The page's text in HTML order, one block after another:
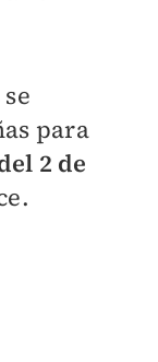
para
2 de